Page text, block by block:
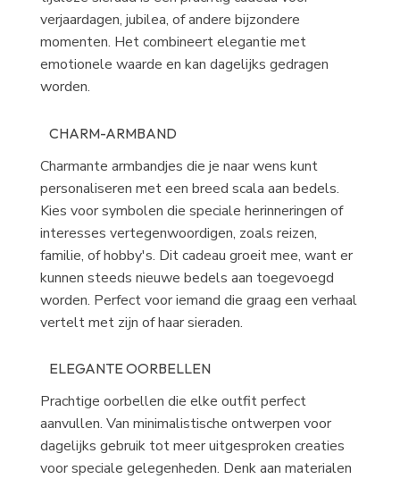
verjaardagen, jubilea, of andere bijzondere
momenten. Het combineert elegantie met
emotionele waarde en kan dagelijks gedragen
worden.
CHARM-ARMBAND
Charmante armbandjes die je naar wens kunt
personaliseren met een breed scala aan bedels.
Kies voor symbolen die speciale herinneringen of
interesses vertegenwoordigen, zoals reizen,
familie, of hobby's. Dit cadeau groeit mee, want er
kunnen steeds nieuwe bedels aan toegevoegd
worden. Perfect voor iemand die graag een verhaal
vertelt met zijn of haar sieraden.
ELEGANTE OORBELLEN
Prachtige oorbellen die elke outfit perfect
aanvullen. Van minimalistische ontwerpen voor
dagelijks gebruik tot meer uitgesproken creaties
voor speciale gelegenheden. Denk aan materialen